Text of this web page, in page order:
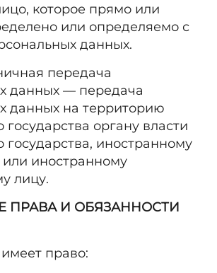
которое прямо или
или определяемо с
данных.
передача
данных — передача
данных на территорию
государства органу власти
государства, иностранному
иностранному
лицу.
ПРАВА И ОБЯЗАННОСТИ
право: